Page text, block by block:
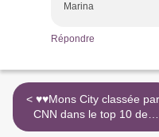
Marina
Répondre
< ♥♥Mons City classée par
CNN dans le top 10 des
destinations à visiter dans